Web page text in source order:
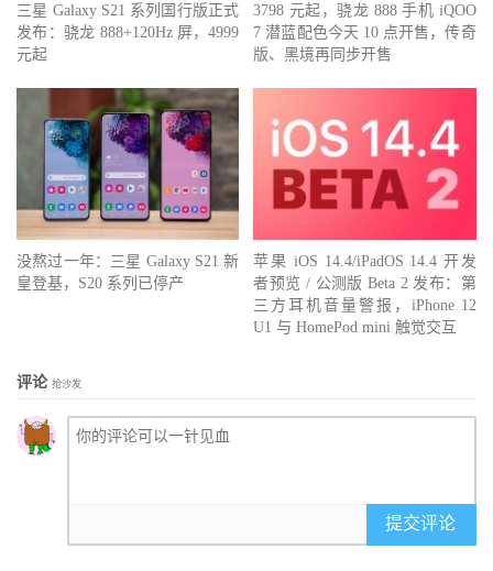
三星 Galaxy S21 系列国行版正式
发布：骁龙 888+120Hz 屏，4999
元起
3798 元起，骁龙 888 手机 iQOO
7 潜蓝配色今天 10 点开售，传奇
版、黑境再同步开售
没熬过一年：三星 Galaxy S21 新
皇登基，S20 系列已停产
苹果 iOS 14.4/iPadOS 14.4 开发
者预览 / 公测版 Beta 2 发布：第
三方耳机音量警报，iPhone 12
U1 与 HomePod mini 触觉交互
评论 抢沙发
提交评论